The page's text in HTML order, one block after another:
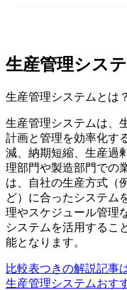
生産管理シス
生産管理システム とは？
生産管理システムは、
計画と管理を効率化す
減、納期短縮、生産過
理部門や製造部門での
は、自社の生産方式（
ど）に合ったシステム
理やスケジュール管理
システムを活用するこ
能となります。
比較表つきの解説記事
生産管理システムおす